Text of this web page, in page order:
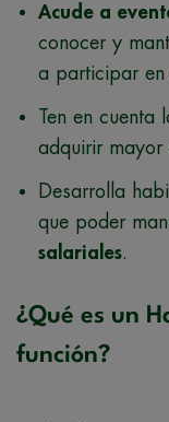
Acude a
conocer y
a participar en
Ten en cuenta
adquirir mayor
Desarrolla
que poder
salariales
¿Qué es un
función?